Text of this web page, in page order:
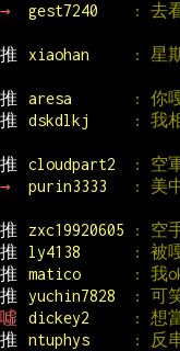
→ gest7240 : 去
推 xiaohan : 星
推 aresa
: 你
推
dskdlkj : 我
推 cloudpart2
: 空
→
purin3333 : 美
推 zxc19920605
: 空
推
ly4138
: 被
推
matico
: 我
推
yuchin7828
: 可
噓
dickey2
: 想
推
ntuphys
: 反